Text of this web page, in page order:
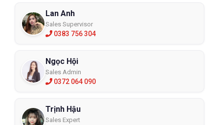
Lan Anh
Sales Supervisor
0383 756 304
Ngọc Hội
Sales Admin
0372 064 090
Trịnh Hậu
Sales Expert